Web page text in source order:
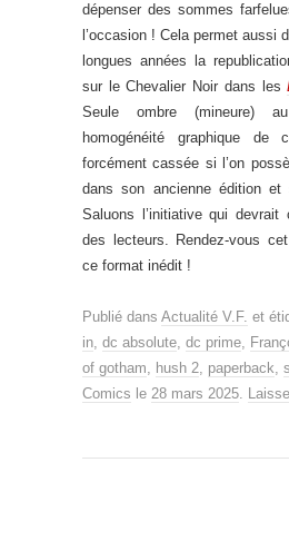
dépenser des sommes
l’occasion ! Cela permet aussi
longues années la
sur le Chevalier Noir dans les
Seule ombre (mineure)
homogénéité graphique de
forcément cassée si l’on
dans son ancienne édition et
Saluons l’initiative qui devrait
des lecteurs. Rendez-vous
ce format inédit !
Publié dans Actualité V.F. et
in, dc absolute, dc prime,
of gotham, hush 2, paperback,
Comics le 28 mars 2025.